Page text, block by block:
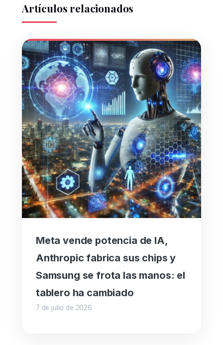
Artículos relacionados
Meta vende potencia de IA,
Anthropic fabrica sus chips y
Samsung se frota las manos: el
tablero ha cambiado
7 de julio de 2026